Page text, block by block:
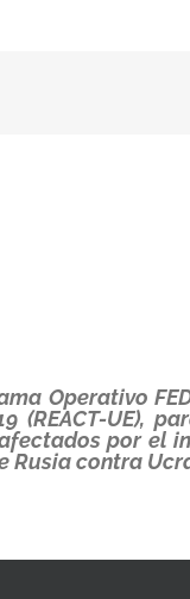
Operativo
UE),
por el
contra